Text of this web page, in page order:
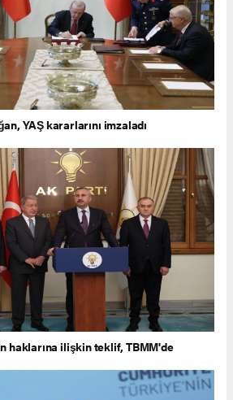
YAŞ kararlarını imzaladı
haklarına ilişkin teklif, TBMM'de